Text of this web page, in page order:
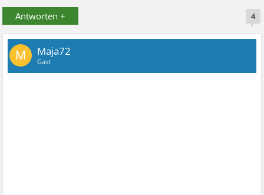
Antworten + 4
M Maja72
Gast